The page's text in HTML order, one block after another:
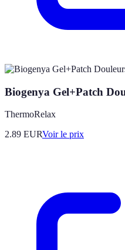
Biogenya Gel+Patch
ThermoRelax
2.89 EURVoir le prix